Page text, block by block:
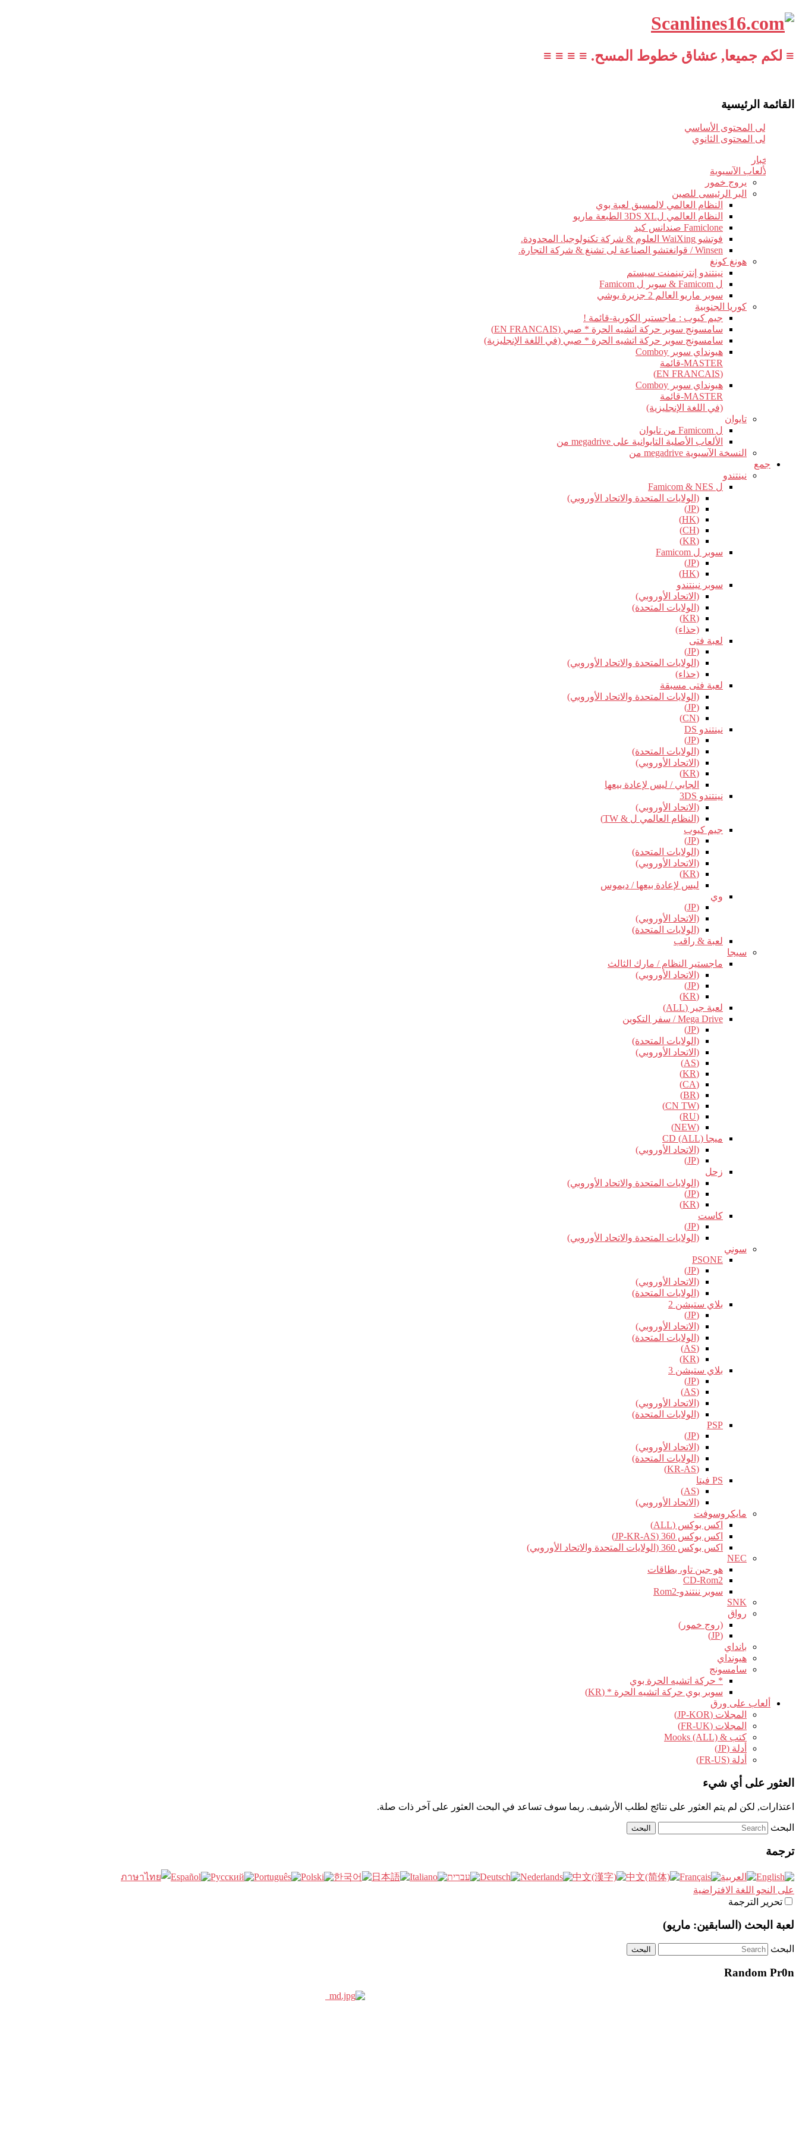
≡ لكم جميعا, عشاق خطوط المسح. ≡ ≡ ≡ ≡
القائمة الرئيسية
تخطي إلى المحتوى الأساسي
تخطي إلى المحتوى الثانوي
أخبار
الألعاب الآسيوية
يروج خمور
البر الرئيسى للصين
النظام العالمي لالمسبق لعبة بوي
النظام العالمي ل3DS XL الطبعة ماريو
Famiclone صندانس كيد
فوتشو WaiXing العلوم & شركة تكنولوجيا. المحدودة.
Winsen / قوانغتشو الصناعة لى تشنغ & شركة التجارة.
هونغ كونغ
نينتندو إنترتينمنت سيستم
ل Famicom & سوبر ل Famicom
سوبر ماريو العالم 2 جزيرة يوشي
كوريا الجنوبية
جيم كيوب : ماجستير الكورية-قائمة !
سامسونج سوبر حركة اتشيه الحرة * صبي (EN FRANCAIS)
سامسونج سوبر حركة اتشيه الحرة * صبي (في اللغة الإنجليزية)
هيونداي سوبر Comboy
MASTER-قائمة
(EN FRANCAIS)
هيونداي سوبر Comboy
MASTER-قائمة
(في اللغة الإنجليزية)
تايوان
ل Famicom من تايوان
الألعاب الأصلية التايوانية على megadrive من
النسخة الآسيوية megadrive من
جمع
نينتندو
ل Famicom & NES
(الولايات المتحدة والاتحاد الأوروبي)
(JP)
(HK)
(CH)
(KR)
سوبر ل Famicom
(JP)
(HK)
سوبر نينتندو
(الاتحاد الأوروبي)
(الولايات المتحدة)
(KR)
(حذاء)
لعبة فتى
(JP)
(الولايات المتحدة والاتحاد الأوروبي)
(حذاء)
لعبة فتى مسبقة
(الولايات المتحدة والاتحاد الأوروبي)
(JP)
(CN)
نينتندو DS
(JP)
(الولايات المتحدة)
(الاتحاد الأوروبي)
(KR)
الجابي / ليس لإعادة بيعها
نينتندو 3DS
(الاتحاد الأوروبي)
(النظام العالمي ل & TW)
جيم كيوب
(JP)
(الولايات المتحدة)
(الاتحاد الأوروبي)
(KR)
ليس لإعادة بيعها / ديموس
وي
(JP)
(الاتحاد الأوروبي)
(الولايات المتحدة)
لعبة & راقب
سيجا
ماجستير النظام / مارك الثالث
(الاتحاد الأوروبي)
(JP)
(KR)
لعبة جير (ALL)
Mega Drive / سفر التكوين
(JP)
(الولايات المتحدة)
(الاتحاد الأوروبي)
(AS)
(KR)
(CA)
(BR)
(CN TW)
(RU)
(NEW)
ميجا CD (ALL)
(الاتحاد الأوروبي)
(JP)
زحل
(الولايات المتحدة والاتحاد الأوروبي)
(JP)
(KR)
كاست
(JP)
(الولايات المتحدة والاتحاد الأوروبي)
سوني
PSONE
(JP)
(الاتحاد الأوروبي)
(الولايات المتحدة)
بلاي ستيشن 2
(JP)
(الاتحاد الأوروبي)
(الولايات المتحدة)
(AS)
(KR)
بلاي ستيشن 3
(JP)
(AS)
(الاتحاد الأوروبي)
(الولايات المتحدة)
PSP
(JP)
(الاتحاد الأوروبي)
(الولايات المتحدة)
(KR-AS)
PS فيتا
(AS)
(الاتحاد الأوروبي)
مايكروسوفت
اكس بوكس (ALL)
اكس بوكس 360 (JP-KR-AS)
اكس بوكس 360 (الولايات المتحدة والاتحاد الأوروبي)
NEC
هو جين تاو، بطاقات
CD-Rom2
سوبر ننتندو-Rom2
SNK
رواق
(روج خمور)
(JP)
بانداي
هيونداي
سامسونج
* حركة اتشيه الحرة بوي
سوبر بوي حركة اتشيه الحرة * (KR)
ألعاب على ورق
المجلات (JP-KOR)
المجلات (FR-UK)
كتب & Mooks (ALL)
أدلة (JP)
أدلة (FR-US)
العثور على أي شيء
اعتذارات, لكن لم يتم العثور على نتائج لطلب الأرشيف. ربما سوف تساعد في البحث العثور على آخر ذات صلة.
البحث
ترجمة
على النحو اللغة الافتراضية
تحرير الترجمة
لعبة البحث (السابقين: ماريو)
البحث
Random Pr0n